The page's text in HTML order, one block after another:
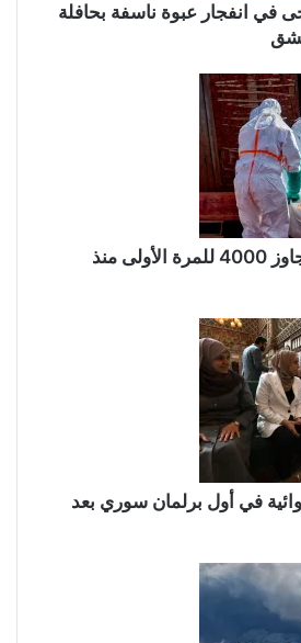
في انفجار عبوة ناسفة بحافلة
إيبولا.. الإصابات تتجاوز 4000 للمرة الأولى منذ
في أول برلمان سوري بعد